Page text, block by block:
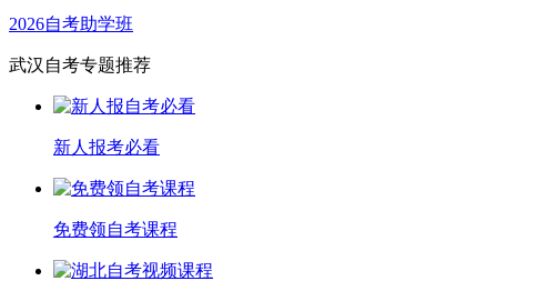
2026自考助学班
武汉自考专题推荐
新人报考必看
免费领自考课程